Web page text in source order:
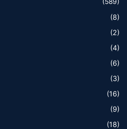
(8)
(2)
(4)
(6)
(3)
(16)
(9)
(18)